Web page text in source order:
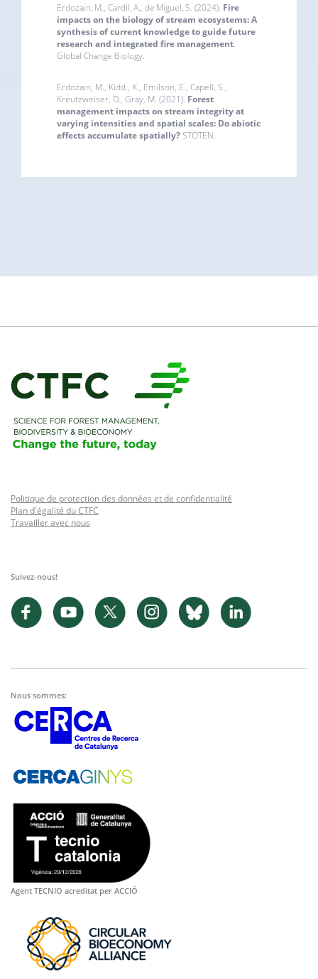
Erdozain, M., Cardil, A., de Miguel, S. (2024). Fire
impacts on the biology of stream ecosystems: A
synthesis of current knowledge to guide future
research and integrated fire management.
Global Change Biology.
Erdozain, M., Kidd., K., Emilson, E., Capell, S.,
Kreutzweiser, D., Gray, M. (2021). Forest
management impacts on stream integrity at
varying intensities and spatial scales: Do abiotic
effects accumulate spatially?STOTEN.
Politique de protection des données et de confidentialité
Plan d'égalité du CTFC
Travailler avec nous
Suivez-nous!
Nous sommes:
Agent TECNIO acreditat per ACCIÓ